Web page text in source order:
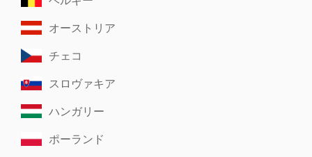
オーストリア
チェコ
スロヴァキア
ハンガリー
ポーランド